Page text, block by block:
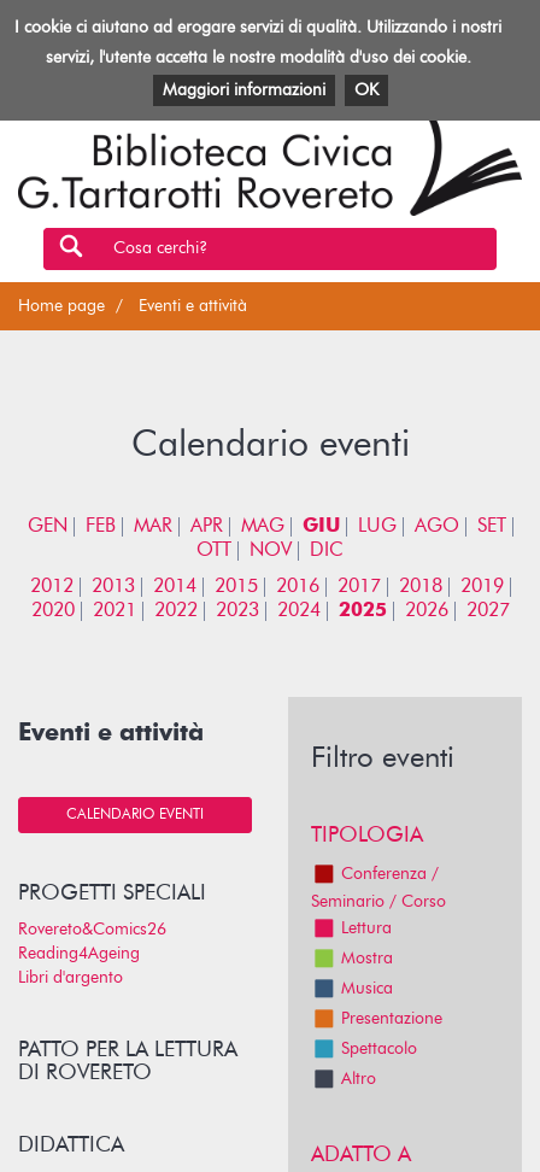
Toggle
Biblioteca
Rovereto
EVENTI E ATTIVITÀ PATRIMONIO E RISORSE
Cosa cerchi?
Home page Eventi e attività
Calendario eventi
GEN FEB MAR APR MAG GIU LUG AGO
SET
OTT
NOV
DIC
2012
2013 2014 2015 2016 2017 2018
2019
2020
2021 2022 2023 2024 2025 2026 2027
Eventi e attività
CALENDARIO EVENTI
PROGETTI SPECIALI
Rovereto&Comics26
Reading4Ageing
Libri d'argento
PATTO PER LA LETTURA
DI ROVERETO
DIDATTICA
Filtro eventi
TIPOLOGIA
Conferenza /
Seminario / Corso
Lettura
Mostra
Musica
Presentazione
Spettacolo
Altro
ADATTO A
I cookie ci aiutano ad erogare servizi di qualità. Utilizzando i nostri
servizi, l'utente accetta le nostre modalità d'uso dei cookie.
Maggiori informazioni
OK